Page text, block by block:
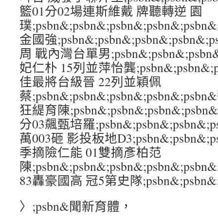
籃01分02場連斯維戴 牌聽轉逆 園
璞
金國強
周 戰內灣台單男
妃仁朴 15列並萍怡龔
佳最將台級晉 22列並穎佩
蔡
狂緹育陳
分03飆甄培羅
萬003砸 影投板地
季摘險仁能 01雙摘彥柏范
陳
83轟豪國高 冠5第史隊
〉;psbn&聞新育體，